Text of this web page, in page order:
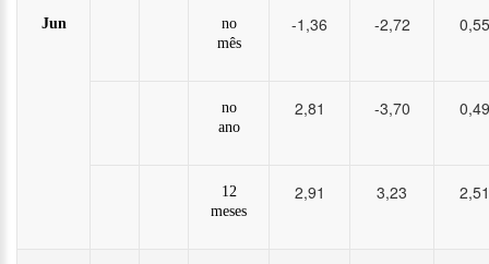
Jun
no
mês
-1,36 -2,72 0,55
no
ano
2,81 -3,70 0,49
12
meses
2,91 3,23 2,51